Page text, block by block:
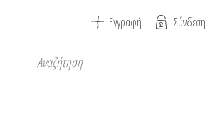
Εγγραφή Σύνδεση